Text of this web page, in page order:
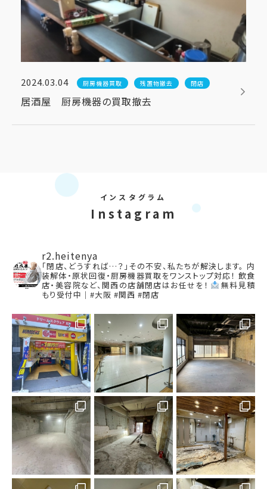
2024.03.04 厨房機器買取 残置物撤去 閉店
居酒屋 厨房機器の買取撤去
インスタグラム
Instagram
r2.heitenya
「閉店、どうすれば…？」その不安、私たちが解決します。 内
装解体・原状回復・厨房機器買取をワンストップ対応！ 飲食
店・美容院など、関西の店舗閉店はお任せを！
無料見積
もり受付中｜#大阪 #関西 #閉店